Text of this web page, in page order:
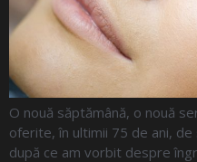
O nouă săptămână, o nouă
oferite, în ultimii 75 de ani,
după ce am vorbit despre